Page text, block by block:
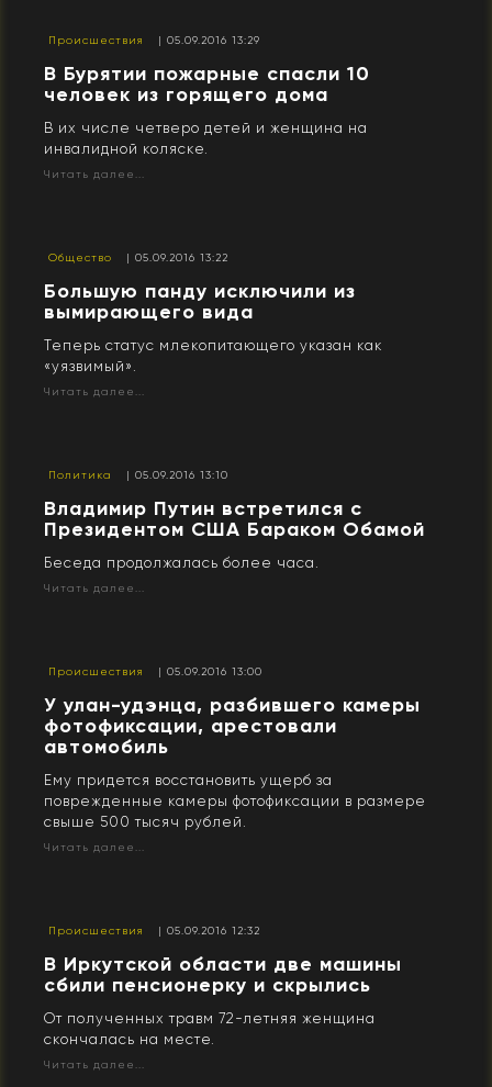
Происшествия | 05.09.2016 13:29
В Бурятии пожарные спасли 10
человек из горящего дома
В их числе четверо детей и женщина на
инвалидной коляске.
Читать далее...
Общество | 05.09.2016 13:22
Большую панду исключили из
вымирающего вида
Теперь статус млекопитающего указан как
«уязвимый».
Читать далее...
Политика | 05.09.2016 13:10
Владимир Путин встретился с
Президентом США Бараком Обамой
Беседа продолжалась более часа.
Читать далее...
Происшествия | 05.09.2016 13:00
У улан-удэнца, разбившего камеры
фотофиксации, арестовали
автомобиль
Ему придется восстановить ущерб за
поврежденные камеры фотофиксации в размере
свыше 500 тысяч рублей.
Читать далее...
Происшествия | 05.09.2016 12:32
В Иркутской области две машины
сбили пенсионерку и скрылись
От полученных травм 72-летняя женщина
скончалась на месте.
Читать далее...